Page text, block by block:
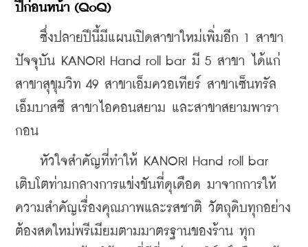
ปีก่อนหน้า (QoQ)
ซึ่งปลายปีนี้มีแผนเปิดสาขาใหม่เพิ่มอีก 1 สาขา
ปัจจุบัน KANORI Hand roll bar มี 5 สาขา ได้แก่
สาขาสุขุมวิท 49 สาขาเอ็มควอเทียร์ สาขาเซ็นทรัล
เอ็มบาสซี สาขาไอคอนสยาม และสาขาสยามพารา
กอน
หัวใจสำคัญที่ทำให้ KANORI Hand roll bar
เติบโตท่ามกลางการแข่งขันที่ดุเดือด มาจากการให้
ความสำคัญเรื่องคุณภาพและรสชาติ วัตถุดิบทุกอย่าง
ต้องสดใหม่พรีเมียมตามมาตรฐานของร้าน ทุก